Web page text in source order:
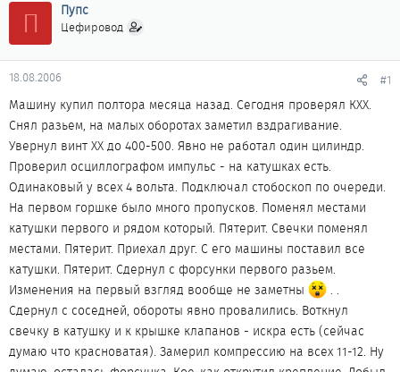
т
м
ы
а
ч
л
П Пупс
Цефировод
18.08.2006 #1
Машину купил полтора месяца назад. Сегодня проверял КХХ.
Снял разьем, на малых оборотах заметил вздрагивание.
Увернул винт ХХ до 400-500. Явно не работал один цилиндр.
Проверил осциллографом импульс - на катушках есть.
Одинаковый у всех 4 вольта. Подключал стобоскоп по очереди.
На первом горшке было много пропусков. Поменял местами
катушки первого и рядом который. Пятерит. Свечки поменял
местами. Пятерит. Приехал друг. С его машины поставил все
катушки. Пятерит. Сдернул c форсунки первого разьем.
Изменения на первый взгляд вообще не заметны
. .
Сдернул с соседней, обороты явно провалились. Воткнул
свечку в катушку и к крышке клапанов - искра есть (сейчас
думаю что красноватая). Замерил компрессию на всех 11-12. Ну